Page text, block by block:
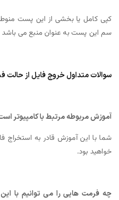
کپی کامل یا بخشی از این پست
سم این پست به عنوان منبع می باشد
سوالات متداول خروج فایل از حالت
آموزش مربوطه مرتبط با کامپیوتر
شما با این آموزش قادر به استخراج
خواهید بود.
چه فرمت هایی را می توانیم با